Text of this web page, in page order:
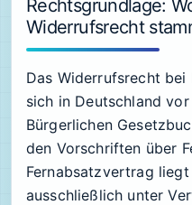
Rechtsgrundlage:
Widerrufsrecht
Das Widerrufsrecht
sich in Deutschland
Bürgerlichen
den Vorschriften über
Fernabsatzvertrag
ausschließlich unter